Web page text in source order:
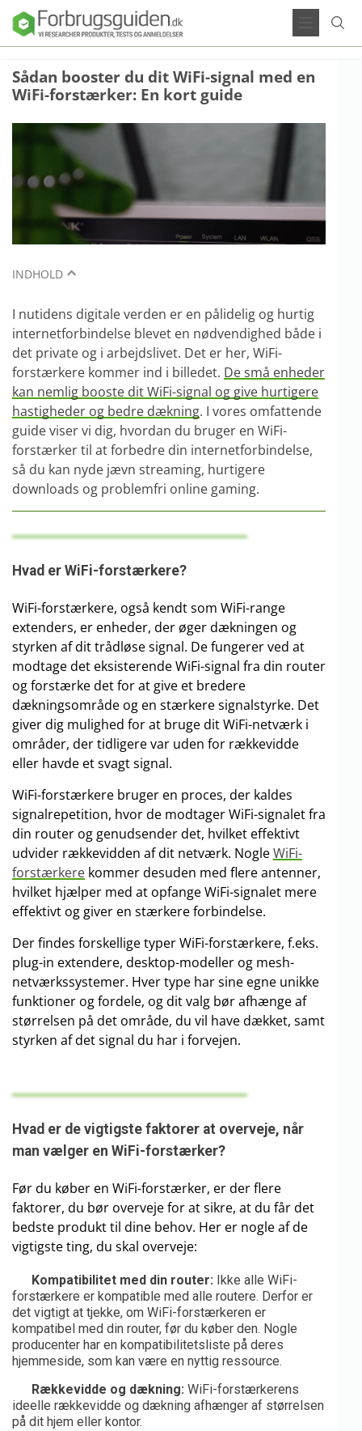
Sådan booster du dit WiFi-signal med en
WiFi-forstærker: En kort guide
INDHOLD
I nutidens digitale verden er en pålidelig og hurtig
internetforbindelse blevet en nødvendighed både i
det private og i arbejdslivet. Det er her, WiFi-
forstærkere kommer ind i billedet. De små enheder
kan nemlig booste dit WiFi-signal og give hurtigere
hastigheder og bedre dækning. I vores omfattende
guide viser vi dig, hvordan du bruger en WiFi-
forstærker til at forbedre din internetforbindelse,
så du kan nyde jævn streaming, hurtigere
downloads og problemfri online gaming.
Hvad er WiFi-forstærkere?
WiFi-forstærkere, også kendt som WiFi-range
extenders, er enheder, der øger dækningen og
styrken af dit trådløse signal. De fungerer ved at
modtage det eksisterende WiFi-signal fra din router
og forstærke det for at give et bredere
dækningsområde og en stærkere signalstyrke. Det
giver dig mulighed for at bruge dit WiFi-netværk i
områder, der tidligere var uden for rækkevidde
eller havde et svagt signal.
WiFi-forstærkere bruger en proces, der kaldes
signalrepetition, hvor de modtager WiFi-signalet fra
din router og genudsender det, hvilket effektivt
udvider rækkevidden af dit netværk. NogleWiFi-
forstærkere kommer desuden med flere antenner,
hvilket hjælper med at opfange WiFi-signalet mere
effektivt og giver en stærkere forbindelse.
Der findes forskellige typer WiFi-forstærkere, f.eks.
plug-in extendere, desktop-modeller og mesh-
netværkssystemer. Hver type har sine egne unikke
funktioner og fordele, og dit valg bør afhænge af
størrelsen på det område, du vil have dækket, samt
styrken af det signal du har i forvejen.
Hvad er de vigtigste faktorer at overveje, når
man vælger en WiFi-forstærker?
Før du køber en WiFi-forstærker, er der flere
faktorer, du bør overveje for at sikre, at du får det
bedste produkt til dine behov. Her er nogle af de
vigtigste ting, du skal overveje:
Kompatibilitet med din router: Ikke alle WiFi-
forstærkere er kompatible med alle routere. Derfor er
det vigtigt at tjekke, om WiFi-forstærkeren er
kompatibel med din router, før du køber den. Nogle
producenter har en kompatibilitetsliste på deres
hjemmeside, som kan være en nyttig ressource.
Rækkevidde og dækning: WiFi-forstærkerens
ideelle rækkevidde og dækning afhænger af størrelsen
på dit hjem eller kontor.